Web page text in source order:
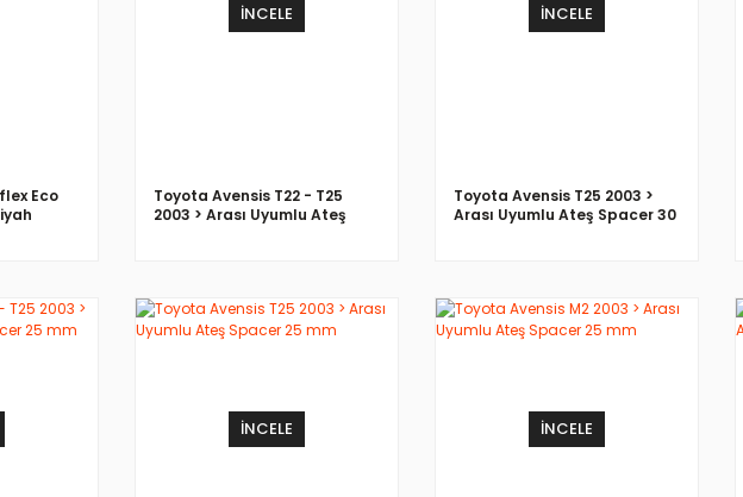
Eco
İNCELE
Toyota Avensis T22 - T25
2003 > Arası Uyumlu Ateş
İNCELE
Toyota Avensis T25 2003 >
Arası Uyumlu Ateş Spacer 30
İNCELE İNCELE